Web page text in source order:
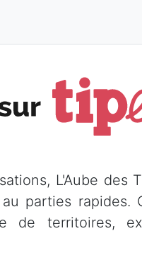
L'Aube des
parties rapides.
de territoires,